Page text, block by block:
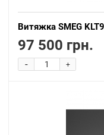
Витяжка SMEG
97 500 грн.
+
-